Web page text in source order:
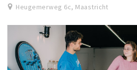
Heugemerweg 6c, Maastricht